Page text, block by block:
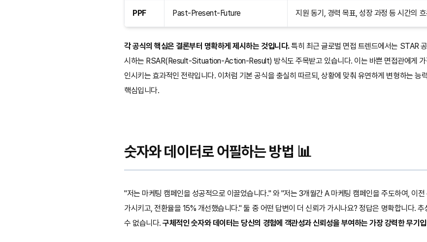
PPF Past-Present-Future 지원 동기, 경력 목표, 성장 과정 등 시간의
각 공식의 핵심은 결론부터 명확하게 제시하는 것입니다.특히 최근 글로벌 면접 트렌드에서는 STAR
시하는 RSAR(Result-Situation-Action-Result) 방식도 주목받고 있습니다. 이는 바쁜 면접관에게 가
인시키는 효과적인 전략입니다. 이처럼 기본 공식을 충실히 따르되, 상황에 맞춰 유연하게 변형하는 능
핵심입니다.
숫자와 데이터로 어필하는 방법 📊
"저는 마케팅 캠페인을 성공적으로 이끌었습니다." 와 "저는 3개월간 A 마케팅 캠페인을 주도하여, 이
가시키고, 전환율을 15% 개선했습니다." 둘 중 어떤 답변이 더 신뢰가 가시나요? 정답은 명확합니다.
수 없습니다.구체적인 숫자와 데이터는 당신의 경험에 객관성과 신뢰성을 부여하는 가장 강력한 무기